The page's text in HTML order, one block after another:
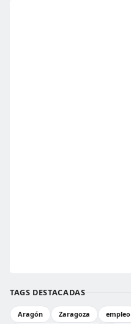
TAGS DESTACADAS
Aragón Zaragoza empleo